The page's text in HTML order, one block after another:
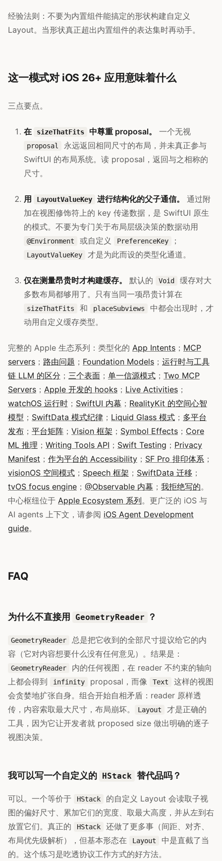
经验法则：不要为内置组件能搞定的形状构建自定义
Layout。当形状真正超出内置组件的表达集时再动手。
这一模式对 iOS 26+ 应用意味着什么
三点要点。
在 sizeThatFits 中尊重 proposal。 一个无视
proposal
永远返回相同尺寸的布局，并未真正参与
SwiftUI 的布局系统。读 proposal，返回与之相称的
尺寸。
用 LayoutValueKey 进行结构化的父子通信。
通过附
加在视图修饰符上的 key 传递数据，是 SwiftUI 原生
的模式。不要为专门关于布局层级决策的数据动用
@Environment 或自定义 PreferenceKey ；
LayoutValueKey 才是为此而设的类型化通道。
仅在测量昂贵时才构建缓存。 默认的 Void
缓存对大
多数布局都够用了。只有当同一项昂贵计算在
sizeThatFits 和 placeSubviews
中都会出现时，才
动用自定义缓存类型。
完整的 Apple 生态系列：类型化的 App Intents ； MCP
servers ； 路由问题 ； Foundation Models ； 运行时与工具
链 LLM 的区分 ； 三个表面 ； 单一信源模式 ； Two MCP
Servers ； Apple 开发的 hooks ； Live Activities ；
watchOS 运行时 ； SwiftUI 内幕 ； RealityKit 的空间心智
模型 ； SwiftData 模式纪律 ； Liquid Glass 模式 ； 多平台
发布 ； 平台矩阵 ； Vision 框架 ； Symbol Effects ； Core
ML 推理 ； Writing Tools API ； Swift Testing ； Privacy
Manifest ； 作为平台的 Accessibility ； SF Pro 排印体系 ；
visionOS 空间模式 ； Speech 框架 ； SwiftData 迁移 ；
tvOS focus engine ； @Observable 内幕 ； 我拒绝写的。
中心枢纽位于 Apple Ecosystem 系列。更广泛的 iOS 与
AI agents 上下文，请参阅 iOS Agent Development
guide。
FAQ
为什么不直接用 GeometryReader ？
GeometryReader
总是把它收到的全部尺寸提议给它的内
容（它对内容想要什么没有任何意见）。结果是：
GeometryReader
内的任何视图，在 reader 不约束的轴向
上都会得到
infinity proposal，而像 Text
这样的视图
会贪婪地扩张自身。组合开始自相矛盾：reader 原样透
传，内容索取最大尺寸，布局崩坏。
Layout
才是正确的
工具，因为它让开发者就 proposed size 做出明确的逐子
视图决策。
我可以写一个自定义的 HStack 替代品吗？
可以。一个等价于 HStack
的自定义 Layout 会读取子视
图的偏好尺寸、累加它们的宽度、取最大高度，并从左到右
放置它们。真正的
HStack
还做了更多事（间距、对齐、
布局优先级解析），但基本形态在
Layout
中是直截了当
的。这个练习是吃透协议工作方式的好方法。